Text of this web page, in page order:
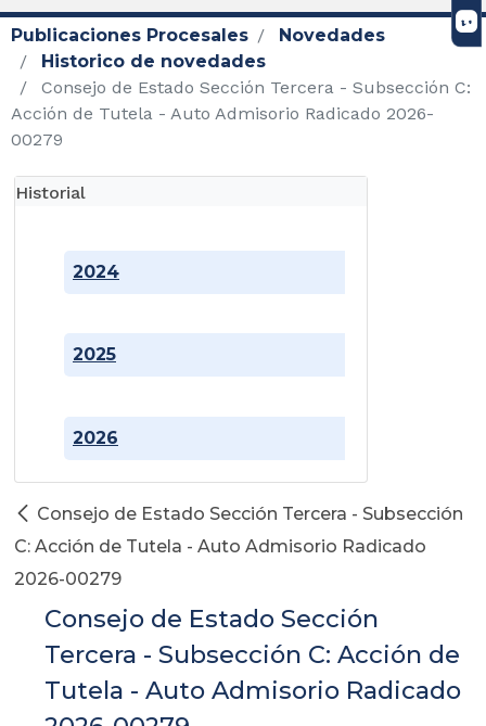
Publicaciones Procesales
Novedades
Historico de novedades
Consejo de Estado Sección Tercera - Subsección C:
Acción de Tutela - Auto Admisorio Radicado 2026-
00279
Historial
2024
2025
2026
Consejo de Estado Sección Tercera - Subsección
C: Acción de Tutela - Auto Admisorio Radicado
2026-00279
Consejo de Estado Sección
Tercera - Subsección C: Acción de
Tutela - Auto Admisorio Radicado